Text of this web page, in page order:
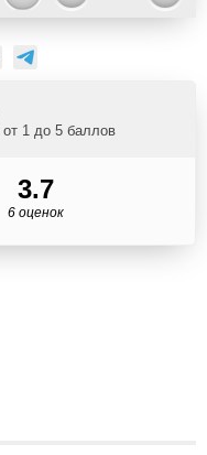
1 до 5 баллов
3.7
6 оценок